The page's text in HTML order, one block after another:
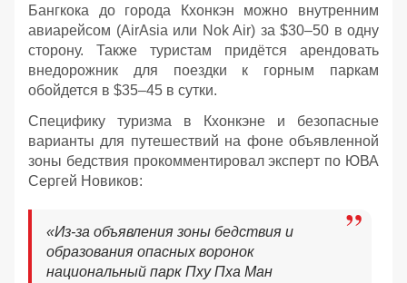
Бангкока до города Кхонкэн можно внутренним
авиарейсом (AirAsia или Nok Air) за $30–50 в одну
сторону. Также туристам придётся арендовать
внедорожник для поездки к горным паркам
обойдется в $35–45 в сутки.
Специфику туризма в Кхонкэне и безопасные
варианты для путешествий на фоне объявленной
зоны бедствия прокомментировал эксперт по ЮВА
Сергей Новиков:
«Из-за объявления зоны бедствия и
образования опасных воронок
национальный парк Пху Пха Ман